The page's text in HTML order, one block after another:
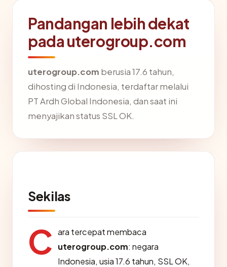
Pandangan lebih dekat
pada uterogroup.com
uterogroup.com berusia 17.6 tahun,
dihosting di Indonesia, terdaftar melalui
PT Ardh Global Indonesia, dan saat ini
menyajikan status SSL OK.
Sekilas
C ara tercepat membaca
uterogroup.com: negara
Indonesia, usia 17.6 tahun, SSL OK,